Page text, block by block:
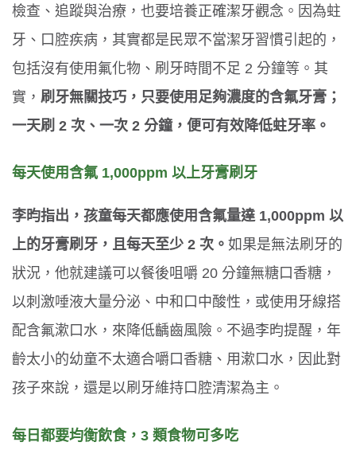
檢查、追蹤與治療，也要培養正確潔牙觀念。因為蛀
牙、口腔疾病，其實都是民眾不當潔牙習慣引起的，
包括沒有使用氟化物、刷牙時間不足 2 分鐘等。其
實， 刷牙無關技巧，只要使用足夠濃度的含氟牙膏；
一天刷 2 次、一次 2 分鐘，便可有效降低蛀牙率。
每天使用含氟 1,000ppm 以上牙膏刷牙
李昀指出，孩童每天都應使用含氟量達 1,000ppm 以
上的牙膏刷牙，且每天至少 2 次。 如果是無法刷牙的
狀況，他就建議可以餐後咀嚼 20 分鐘無糖口香糖，
以刺激唾液大量分泌、中和口中酸性，或使用牙線搭
配含氟漱口水，來降低齲齒風險。不過李昀提醒，年
齡太小的幼童不太適合嚼口香糖、用漱口水，因此對
孩子來說，還是以刷牙維持口腔清潔為主。
每日都要均衡飲食，3 類食物可多吃